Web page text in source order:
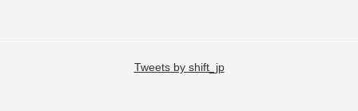
Tweets by shift_jp